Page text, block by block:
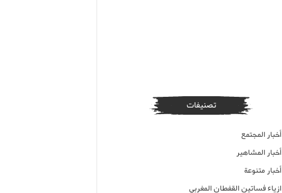
تصنيفات
أخبار المجتمع
أخبار المشاهير
أخبار متنوعة
ازياء فساتين القفطان المغربي